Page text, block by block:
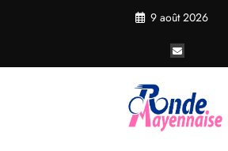
9 août 2026